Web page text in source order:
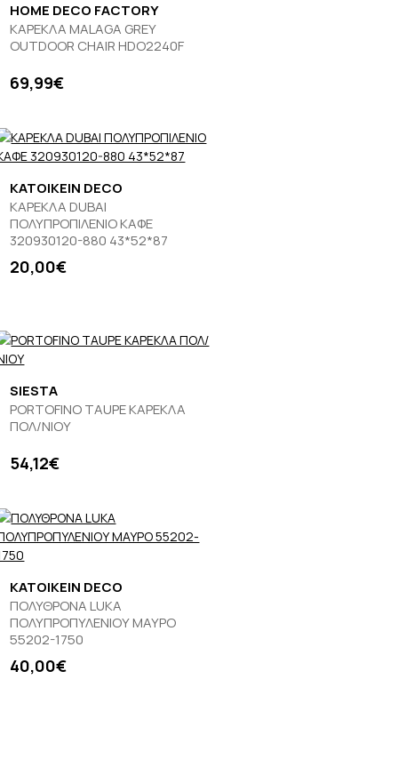
HOME DECO FACTORY
ΚΑΡΕΚΛΑ MALAGA GREY
OUTDOOR CHAIR HDO2240F
69,99€
KATOIKEIN DECO
ΚΑΡΕΚΛΑ DUBAI
ΠΟΛΥΠΡΟΠΙΛΕΝΙΟ ΚΑΦΕ
320930120-880 43*52*87
20,00€
SIESTA
PORTOFINO TAUPE ΚΑΡΕΚΛΑ
ΠΟΛ/ΝΙΟΥ
54,12€
KATOIKEIN DECO
ΠΟΛΥΘΡΟΝΑ LUKA
ΠΟΛΥΠΡΟΠΥΛΕΝΙΟΥ ΜΑΥΡΟ
55202-1750
40,00€